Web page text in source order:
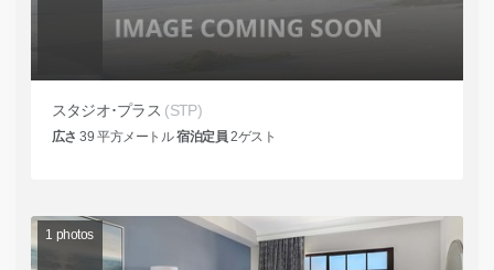
スタジオ･プラス (STP)
広さ 39 平方メートル宿泊定員 2ゲスト
1 photos